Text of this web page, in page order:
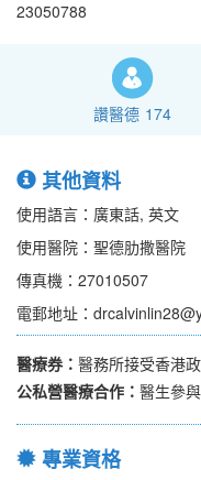
23050788
讚醫德 174
其他資料
使用語言：廣東話, 英文
使用醫院：聖德肋撒醫院
傳真機：27010507
電郵地址：
醫療券： 醫務所接受香港
公私營醫療合作： 醫生參與
專業資格